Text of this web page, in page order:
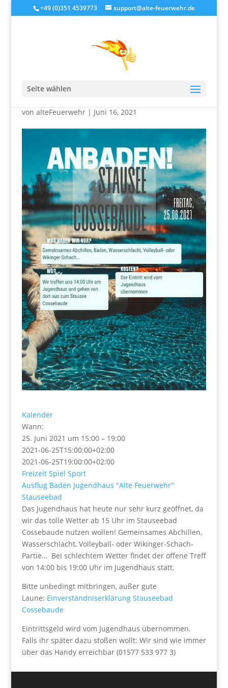
+49 (0)351 4539773 support@alte-feuerwehr.de
Seite wählen
Cossebaude
von alteFeuerwehr| Juni 16, 2021
Kalender
Wann:
25. Juni 2021 um 15:00 – 19:00
2021-06-25T15:00:00+02:00
2021-06-25T19:00:00+02:00
Freizeit Spiel Sport
Ausflug Baden Jugendhaus "Alte Feuerwehr"
Stauseebad
Das Jugendhaus hat heute nur sehr kurz geöffnet, da
wir das tolle Wetter ab 15 Uhr im Stauseebad
Cossebaude nutzen wollen! Gemeinsames Abchillen,
Wasserschlacht, Volleyball- oder Wikinger-Schach-
Partie… Bei schlechtem Wetter findet der offene Treff
von 14:00 bis 19:00 Uhr im Jugendhaus statt.
Bitte unbedingt mitbringen, außer gute
Laune: Einverständniserklärung Stauseebad
Cossebaude
Eintrittsgeld wird vom Jugendhaus übernommen.
Falls ihr später dazu stoßen wollt: Wir sind wie immer
über das Handy erreichbar (01577 533 977 3)